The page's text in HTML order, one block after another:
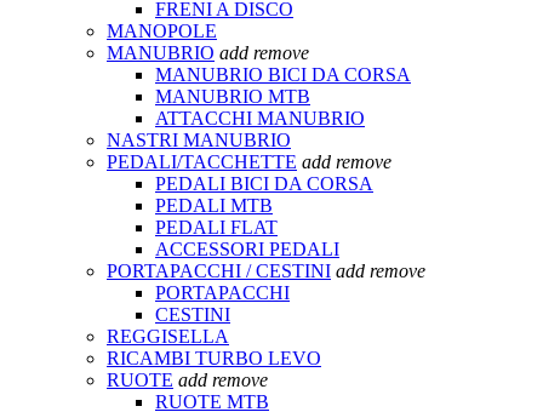
FRENI A DISCO
MANOPOLE
MANUBRIO add remove
MANUBRIO BICI DA CORSA
MANUBRIO MTB
ATTACCHI MANUBRIO
NASTRI MANUBRIO
PEDALI/TACCHETTE add remove
PEDALI BICI DA CORSA
PEDALI MTB
PEDALI FLAT
ACCESSORI PEDALI
PORTAPACCHI / CESTINI add remove
PORTAPACCHI
CESTINI
REGGISELLA
RICAMBI TURBO LEVO
RUOTE add remove
RUOTE MTB